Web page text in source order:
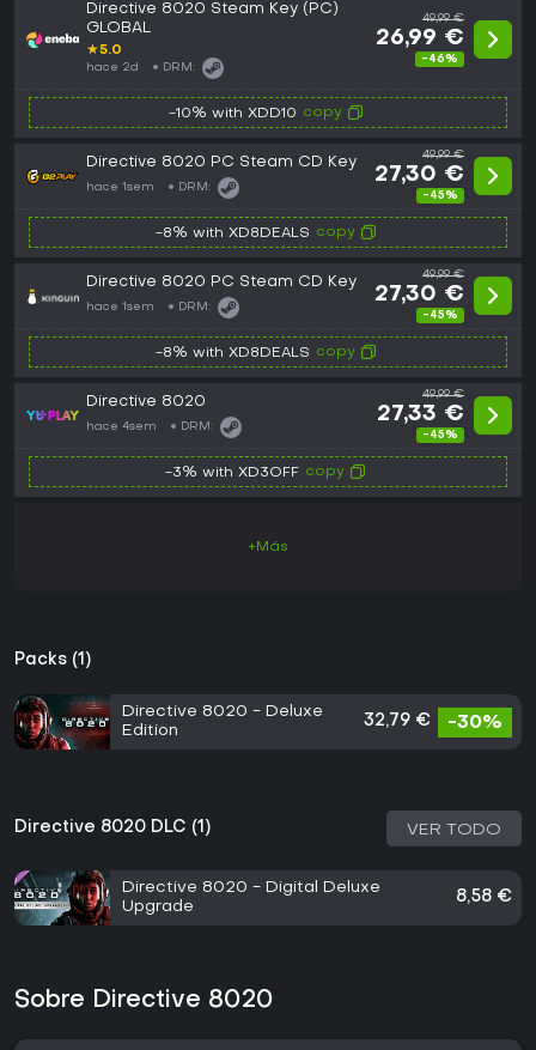
Directive 8020 Steam Key (PC)
GLOBAL
★5.0
hace 2d DRM:
49,99 €
26,99 €
-46%
-10% with XDD10 copy
Directive 8020 PC Steam CD Key
hace 1sem DRM:
49,99 €
27,30 €
-45%
-8% with XD8DEALS copy
Directive 8020 PC Steam CD Key
hace 1sem DRM:
49,99 €
27,30 €
-45%
-8% with XD8DEALS copy
Directive 8020
hace 4sem DRM:
49,99 €
27,33 €
-45%
-3% with XD3OFF copy
+Más
Packs (1)
Directive 8020 - Deluxe
Edition
32,79 € -30%
Directive 8020 DLC (1) VER TODO
Directive 8020 - Digital Deluxe
Upgrade
8,58 €
Sobre Directive 8020